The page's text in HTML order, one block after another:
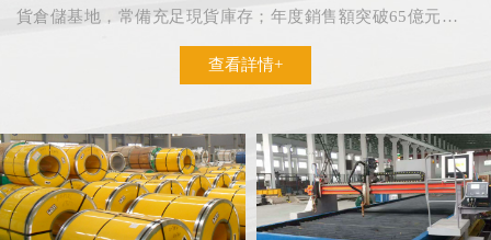
貨倉儲基地，常備充足現貨庫存；年度銷售額突破65億元，市
場體量穩居華東特種鋼材流通領域優勢位次。
查看詳情+